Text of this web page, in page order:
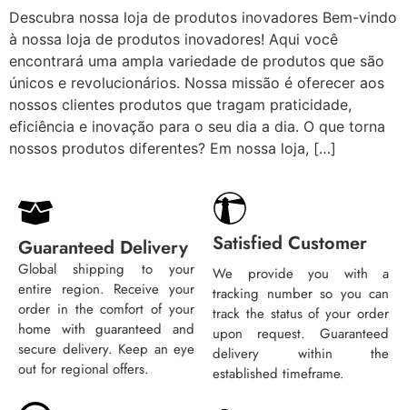
Descubra nossa loja de produtos inovadores Bem-vindo
à nossa loja de produtos inovadores! Aqui você
encontrará uma ampla variedade de produtos que são
únicos e revolucionários. Nossa missão é oferecer aos
nossos clientes produtos que tragam praticidade,
eficiência e inovação para o seu dia a dia. O que torna
nossos produtos diferentes? Em nossa loja, […]
Guaranteed Delivery
Global shipping to your
entire region. Receive your
order in the comfort of your
home with guaranteed and
secure delivery. Keep an eye
out for regional offers.
Satisfied Customer
We provide you with a
tracking number so you can
track the status of your order
upon request. Guaranteed
delivery within the
established timeframe.